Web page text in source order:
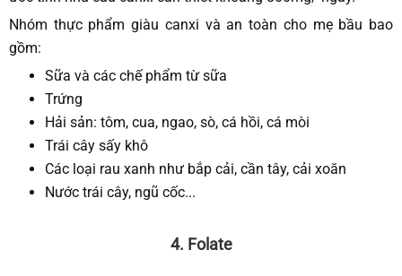
Nhóm thực phẩm giàu canxi và an toàn cho mẹ bầu bao
gồm:
Sữa và các chế phẩm từ sữa
Trứng
Hải sản: tôm, cua, ngao, sò, cá hồi, cá mòi
Trái cây sấy khô
Các loại rau xanh như bắp cải, cần tây, cải xoăn
Nước trái cây, ngũ cốc...
4. Folate